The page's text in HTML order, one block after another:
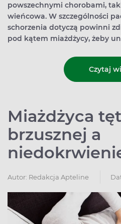
powszechnymi chorobami,
wieńcowa. W szczególności
schorzenia dotyczą powinni
pod kątem miażdżycy, żeby
Czytaj
Miażdżyca
brzusznej a
Autor: Redakcja Apteline